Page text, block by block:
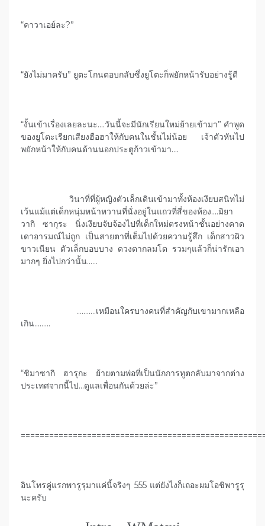
“คาวาเอย์ละ?”
“ยังไม่มาครับ” ยูตะโกนตอบกลับซึ่งยูโตะก็พยักหน้ารับอย่างรู้ดี
“งั้นเข้าเรื่องเลยละนะ….วันนี้จะมีนักเรียนใหม่ย้ายเข้ามา” คำพูด
ของยูโตะเรียกเสียงฮือฮาให้กับคนในชั้นไม่น้อย เจ้าตัวหันไป
พยักหน้าให้กับคนด้านนอกประตูก้าวเข้ามา….
วินาที่ที่ผู้หญิงตัวเล็กเดินเข้ามาทั้งห้องเงียบสนิทไม่
เว้นแม้แต่เด็กหนุ่มหน้าหวานที่นั่งอยู่ในแถวที่สี่ของห้อง….มิยา
วากิ ซากุระ นิ่งเงียบจับจ้องไปที่เด็กใหม่ตรงหน้าชั้นอย่างคาด
เดาอารมณ์ไม่ถูก เป็นสายตาที่เต็มไปด้วยความรู้สึก เด็กสาวผิว
ขาวเนียน ตัวเล็กบอบบาง ดวงตากลมโต รวมๆแล้วก็น่ารักเอา
มากๆ ยิ่งไปกว่านั้น……
………..เหมือนใครบางคนที่สำคัญกับเขามากเหลือ
เกิน………
“ชิมาซากิ ฮารุกะ ย้ายตามพ่อที่เป็นนักการทูตกลับมาจากต่าง
ประเทศจากนี้ไป…ดูแลเพื่อนกันด้วยล่ะ”
อินโทรคู่แรกพารูรุมาแค่นี้จริงๆ 555 แต่ยังไงก็เถอะผมโอชิพารูรุ
นะครับ